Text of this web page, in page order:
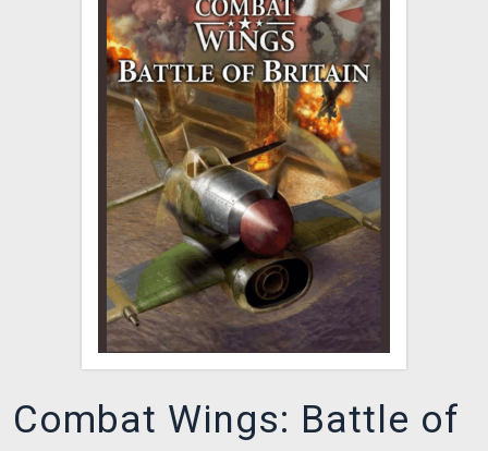
PRODEJNY
DOPRAVA
XZONE KLUB
TCG & BOARDGAME HUB
VÝKUP HER (BAZAR)
Combat Wings: Battle of